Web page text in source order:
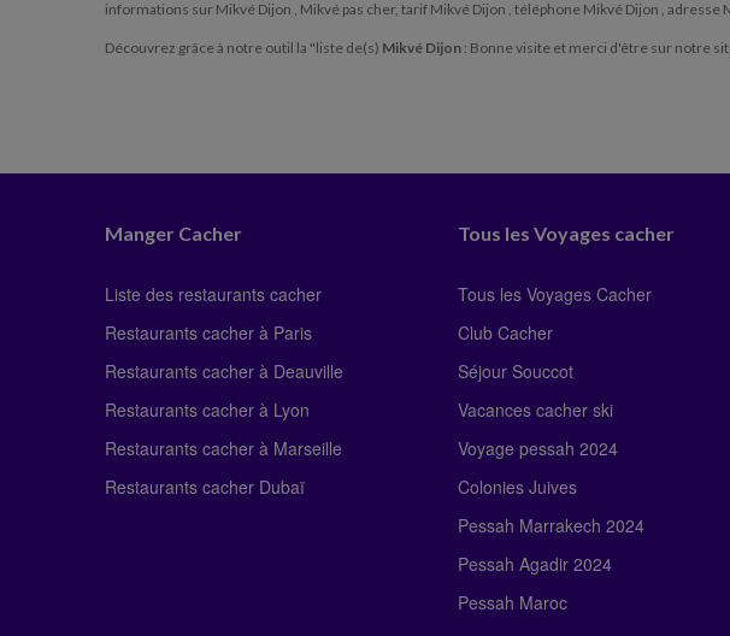
informations sur Mikvé Dijon , Mikvé pas cher, tarif Mikvé Dijon , téléphone Mikvé Dijon ,
Découvrez grâce à notre outil la "liste de(s) Mikvé Dijon : Bonne visite et merci d'être sur notre
Manger Cacher
Liste des restaurants cacher
Restaurants cacher à Paris
Restaurants cacher à Deauville
Restaurants cacher à Lyon
Restaurants cacher à Marseille
Restaurants cacher Dubaï
Tous les Voyages cacher
Tous les Voyages Cacher
Club Cacher
Séjour Souccot
Vacances cacher ski
Voyage pessah 2024
Colonies Juives
Pessah Marrakech 2024
Pessah Agadir 2024
Pessah Maroc